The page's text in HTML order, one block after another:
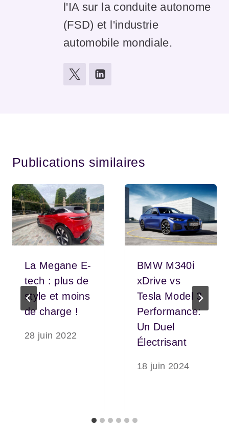
l'IA sur la conduite autonome
(FSD) et l'industrie
automobile mondiale.
Publications similaires
La Megane E-
tech : plus de
style et moins
de charge !
28 juin 2022
BMW M340i
xDrive vs
Tesla Model 3
Performance:
Un Duel
Électrisant
18 juin 2024